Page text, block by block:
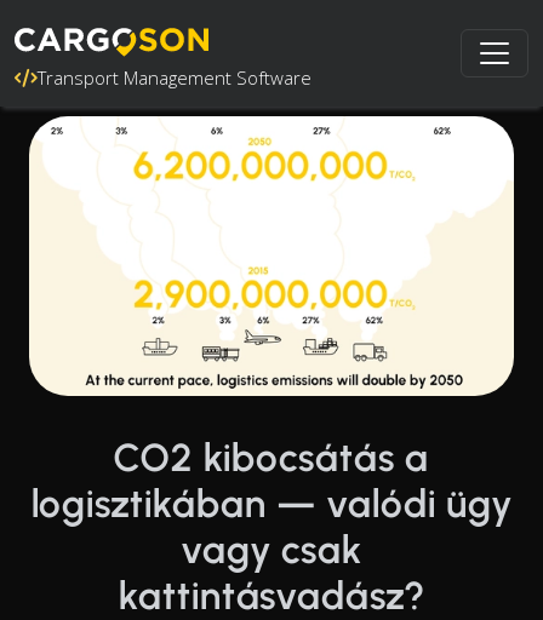
Transport Management Software
CO2 kibocsátás a
logisztikában — valódi ügy
vagy csak
kattintásvadász?